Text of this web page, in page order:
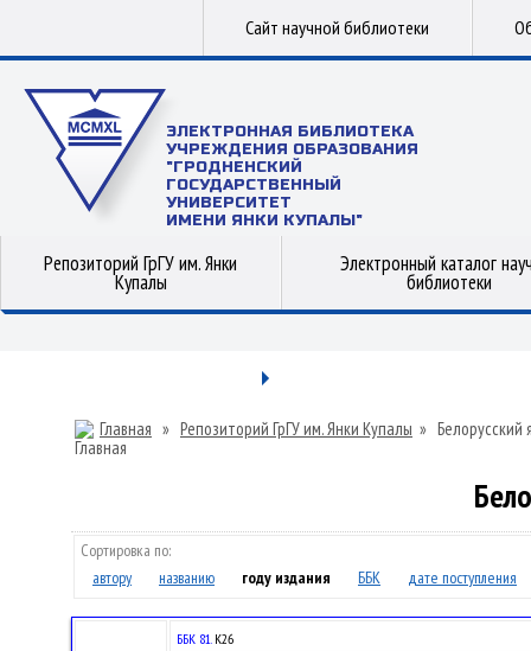
Сайт научной библиотеки
ЭЛЕКТРОННАЯ БИБЛИОТЕКА
УЧРЕЖДЕНИЯ ОБРАЗОВАНИЯ
"ГРОДНЕНСКИЙ
ГОСУДАРСТВЕННЫЙ
УНИВЕРСИТЕТ
ИМЕНИ ЯНКИ КУПАЛЫ"
Репозиторий ГрГУ им. Янки
Купалы
Электронный каталог
библиотеки
Главная » Репозиторий ГрГУ им. Янки Купалы » Белорусский
Сортировка по:
автору
названию году издания ББК дате поступления
ББК 81.К26